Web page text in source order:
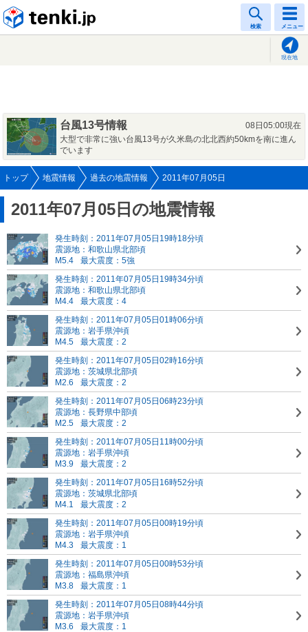
検索 メニュー
現在地
台風13号情報
08日05:00現在
大型で非常に強い台風13号が久米島の北北西約50kmを南に進ん
でいます
トップ 地震情報 過去の地震情報 2011年07月05日
2011年07月05日の地震情報
発生時刻：2011年07月05日19時18分頃
震源地：和歌山県北部頃
M5.4
最大震度：5強
発生時刻：2011年07月05日19時34分頃
震源地：和歌山県北部頃
M4.4
最大震度：4
発生時刻：2011年07月05日01時06分頃
震源地：岩手県沖頃
M4.5
最大震度：2
発生時刻：2011年07月05日02時16分頃
震源地：茨城県北部頃
M2.6
最大震度：2
発生時刻：2011年07月05日06時23分頃
震源地：長野県中部頃
M2.5
最大震度：2
発生時刻：2011年07月05日11時00分頃
震源地：岩手県沖頃
M3.9
最大震度：2
発生時刻：2011年07月05日16時52分頃
震源地：茨城県北部頃
M4.1
最大震度：2
発生時刻：2011年07月05日00時19分頃
震源地：岩手県沖頃
M4.3
最大震度：1
発生時刻：2011年07月05日00時53分頃
震源地：福島県沖頃
M3.8
最大震度：1
発生時刻：2011年07月05日08時44分頃
震源地：岩手県沖頃
M3.6
最大震度：1